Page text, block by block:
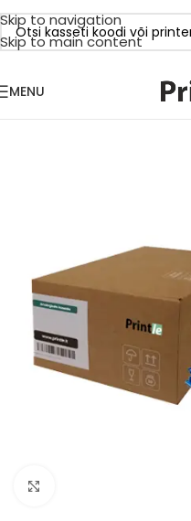
Skip to navigation
Skip to main content
MENU